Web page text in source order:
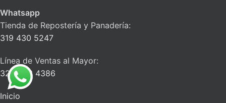
Whatsapp
Tienda de Repostería y Panadería:
319 430 5247
Línea de Ventas al Mayor:
322 663 4386
Inicio